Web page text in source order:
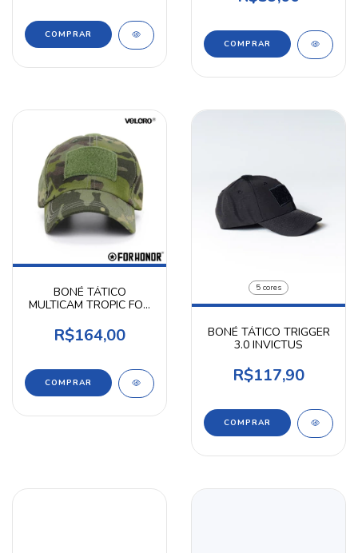
BONÉ TÁTICO
MULTICAM TROPIC FOR
R$164,00
5 cores
BONÉ TÁTICO TRIGGER
3.0 INVICTUS
R$117,90
COMPRAR